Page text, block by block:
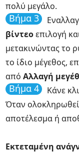
πολύ μεγάλο.
Βήμα 3
βίντεοεπιλογή
μετακινώντας το
το ίδιο μέγεθος,
απόΑλλαγή
Βήμα 4 Κάνε
Όταν
αποτέλεσμα ή
Εκτεταμένη